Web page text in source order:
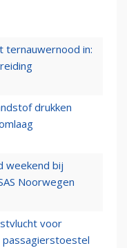
ternauwernood in:
drukken
weekend bij
Noorwegen
voor
passagierstoestel